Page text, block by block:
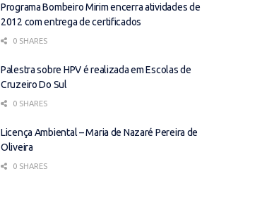
Programa Bombeiro Mirim encerra atividades de
2012 com entrega de certificados
0 SHARES
Palestra sobre HPV é realizada em Escolas de
Cruzeiro Do Sul
0 SHARES
Licença Ambiental – Maria de Nazaré Pereira de
Oliveira
0 SHARES